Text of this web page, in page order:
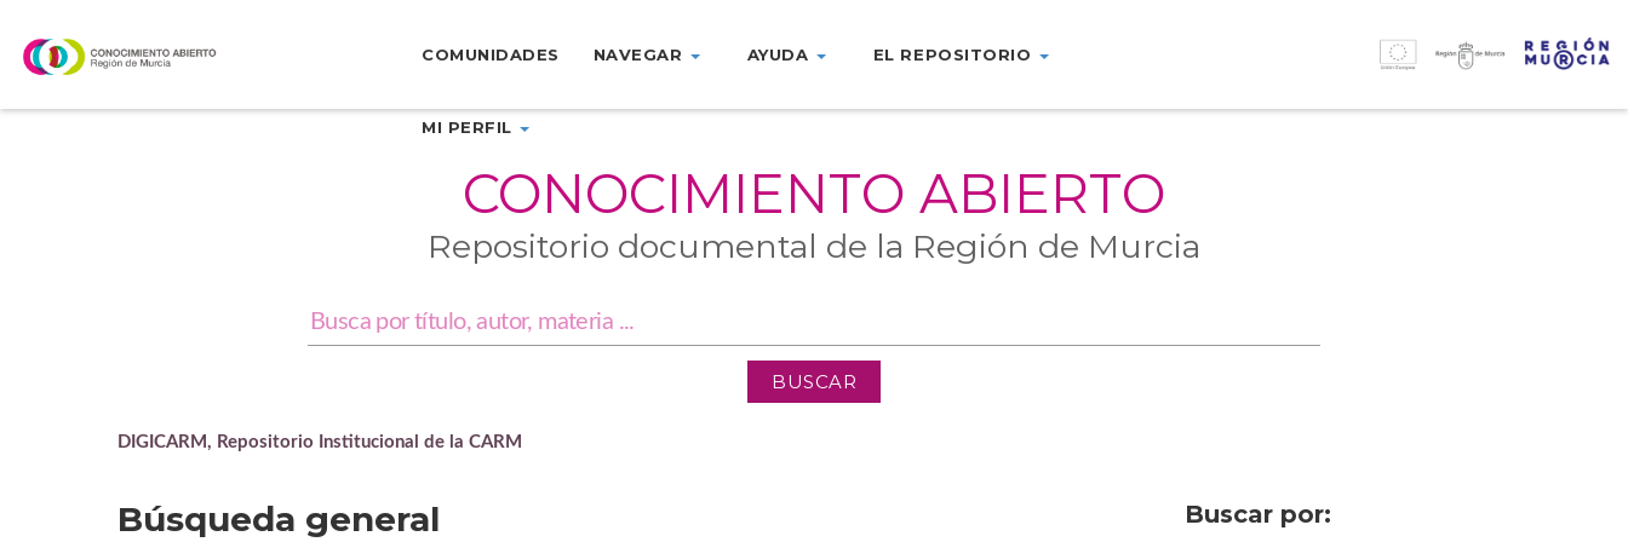
navigation
COMUNIDADES NAVEGAR AYUDA EL REPOSITORIO
MI PERFIL
CONOCIMIENTO ABIERTO
Repositorio documental de la Región de Murcia
DIGICARM, Repositorio Institucional de la CARM
Búsqueda general Buscar por: